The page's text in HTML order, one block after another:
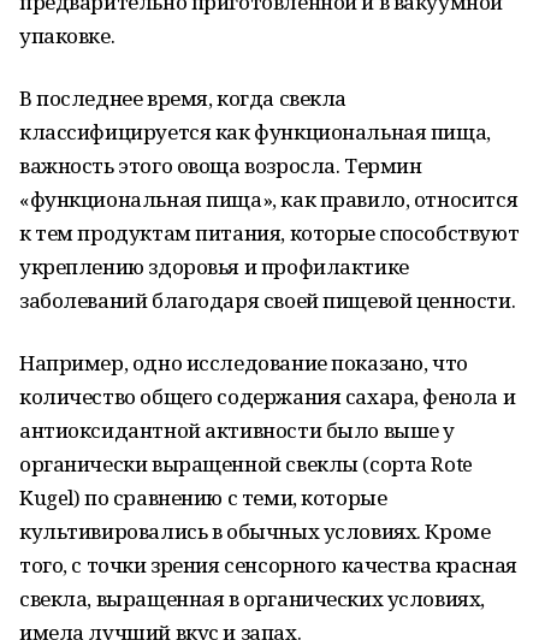
упаковке.
В последнее время, когда свекла
классифицируется как функциональная пища,
важность этого овоща возросла. Термин
«функциональная пища», как правило, относится
к тем продуктам питания, которые способствуют
укреплению здоровья и профилактике
заболеваний благодаря своей пищевой ценности.
Например, одно исследование показано, что
количество общего содержания сахара, фенола и
антиоксидантной активности было выше у
органически выращенной свеклы (сорта Rote
Kugel) по сравнению с теми, которые
культивировались в обычных условиях. Кроме
того, с точки зрения сенсорного качества красная
свекла, выращенная в органических условиях,
имела лучший вкус и запах.